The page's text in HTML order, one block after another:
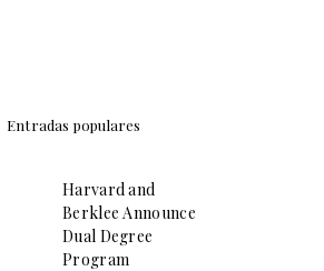
Entradas populares
Harvard and
Berklee Announce
Dual Degree
Program